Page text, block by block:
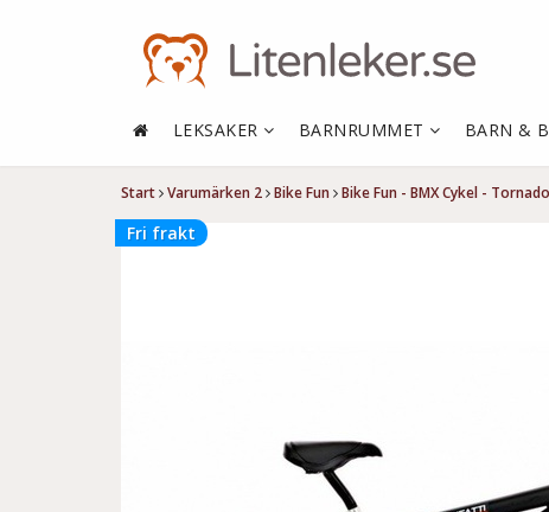
Start Varumärken 2 Bike Fun Bike Fun - BMX Cykel -
Fri frakt
LEKSAKER BARNRUMMET BARN &